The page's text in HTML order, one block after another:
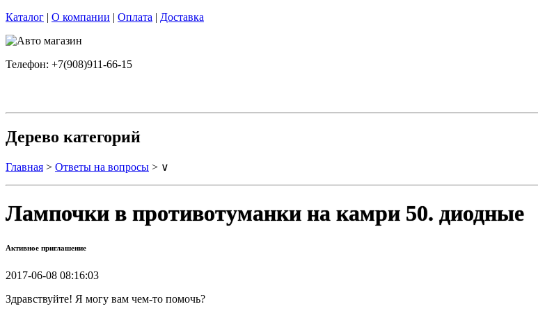
Каталог | О компании | Оплата | Доставка
Телефон: +7(908)911-66-15
Дерево категорий
Главная > Ответы на вопросы > ∨
Лампочки в противотуманки на камри 50. диодные
Активное приглашение
2017-06-08 08:16:03
Здравствуйте! Я могу вам чем-то помочь?